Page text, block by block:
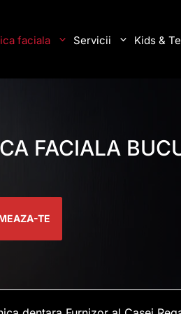
faciala Servicii Kids &
FACIALA
TE